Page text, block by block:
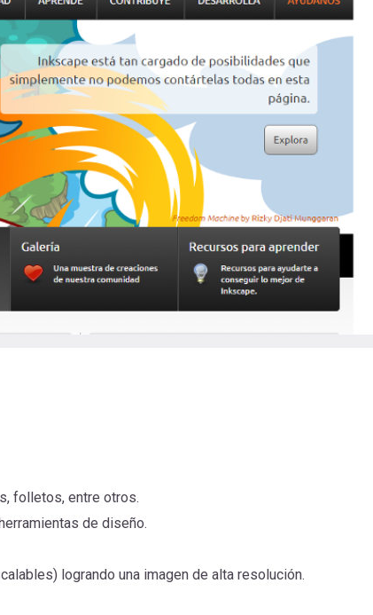
folletos, entre otros.
de diseño.
logrando una imagen de alta resolución.